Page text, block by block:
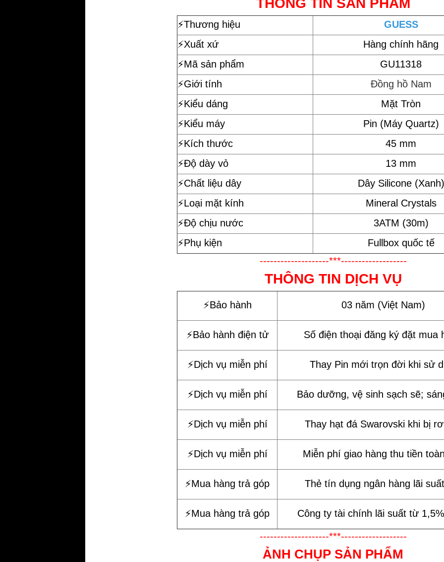
THÔNG TIN SẢN PHẨM
⚡️Thương hiệu
GUESS
⚡️Xuất xứ
Hàng chính hãng
⚡️Mã sản phẩm
GU11318
⚡️Giới tính
Đồng hồ Nam
⚡️Kiểu dáng
Mặt Tròn
⚡️Kiểu máy
Pin (Máy Quartz)
⚡️Kích thước
45 mm
⚡️Độ dày vỏ
13 mm
⚡️Chất liệu dây
Dây Silicone (Xanh)
⚡️Loại mặt kính
Mineral Crystals
⚡️Độ chịu nước
3ATM (30m)
⚡️Phụ kiện
Fullbox quốc tế
--------------------***-------------------
THÔNG TIN DỊCH VỤ
⚡️Bảo hành 03 năm (Việt Nam)
⚡️Bảo hành điện tử Số điện thoại đăng ký đặt mua
⚡️Dịch vụ miễn phí Thay Pin mới trọn đời khi sử
⚡️Dịch vụ miễn phí Bảo dưỡng, vệ sinh sạch sẽ;
⚡️Dịch vụ miễn phí Thay hạt đá Swarovski khi bị
⚡️Dịch vụ miễn phí Miễn phí giao hàng thu tiền
⚡️Mua hàng trả góp Thẻ tín dụng ngân hàng lãi
⚡️Mua hàng trả góp Công ty tài chính lãi suất từ
--------------------***-------------------
ẢNH CHỤP SẢN PHẨM